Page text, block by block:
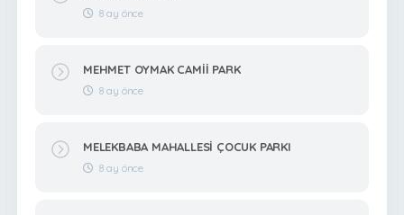
8 ay önce
MEHMET OYMAK CAMİİ PARK
8 ay önce
MELEKBABA MAHALLESİ ÇOCUK PARKI
8 ay önce